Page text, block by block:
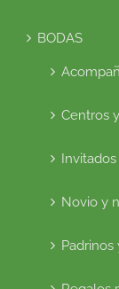
BODAS
Centros
Invitados
Novio y